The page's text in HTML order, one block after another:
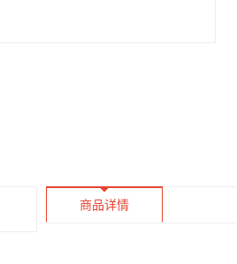
商品详情